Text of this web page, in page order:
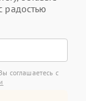
радостью
соглашаетесь с